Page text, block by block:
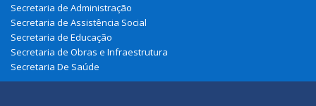
Secretaria de Administração
Secretaria de Assistência Social
Secretaria de Educação
Secretaria de Obras e Infraestrutura
Secretaria De Saúde